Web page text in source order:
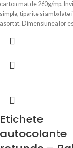
carton mat de 260g/mp.
simple, tiparite si ambalate
asortat. Dimensiunea lor
Dupa ce primim comanda,
pe email modelul de invitatie
Etichete
autocolante